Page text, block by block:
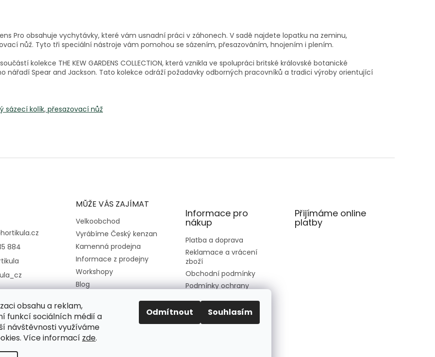
obsahu a reklam,
funkcí sociálních médií a
návštěvnosti využíváme
Více informací zde.
Odmítnout Souhlasím
Pro obsahuje vychytávky, které vám usnadní práci v záhonech. V sadě najdete lopatku na zeminu,
nůž. Tyto tři speciální nástroje vám pomohou se sázením, přesazováním, hnojením i plením.
kolekce THE KEW GARDENS COLLECTION, která vznikla ve spolupráci britské královské botanické
nářadí Spear and Jackson. Tato kolekce odráží požadavky odborných pracovníků a tradici výroby orientující
sázecí kolík, přesazovací nůž
hortikula.cz
884
MŮŽE VÁS ZAJÍMAT
Velkoobchod
Vyrábíme Český kenzan
Kamenná prodejna
Informace z prodejny
Workshopy
Blog
O nás
Informace pro
nákup
Platba a doprava
Reklamace a vrácení
zboží
Obchodní podmínky
Podmínky ochrany
Moje objednávka
Přijímáme online
platby